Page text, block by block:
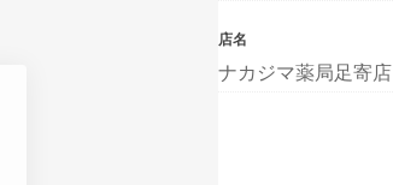
店名
ナカジマ薬局足寄店